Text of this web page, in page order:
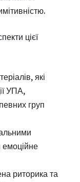
цієї
які
УПА,
груп
риторика та